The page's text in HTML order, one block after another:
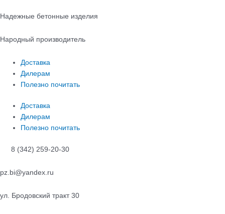
кНадежные бетонные изделия
Народный производитель
Доставка
Дилерам
Полезно почитать
Доставка
Дилерам
Полезно почитать
8 (342) 259-20-30
pz.bi@yandex.ru
ул. Бродовский тракт 30